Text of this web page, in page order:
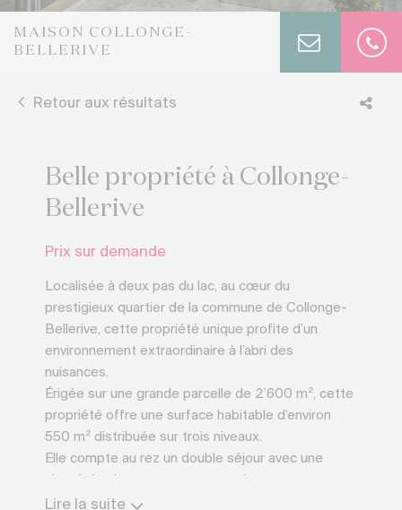
MAISON COLLONGE-
BELLERIVE
Retour aux résultats
Belle propriété à Collonge-
Bellerive
Prix sur demande
Localisée à deux pas du lac, au cœur du
prestigieux quartier de la commune de Collonge-
Bellerive, cette propriété unique profite d’un
environnement extraordinaire à l’abri des
nuisances.
Érigée sur une grande parcelle de 2’600 m², cette
propriété offre une surface habitable d’environ
550 m² distribuée sur trois niveaux.
Elle compte au rez un double séjour avec une
salle à manger donnant sur un espace barbecue
Lire la suite